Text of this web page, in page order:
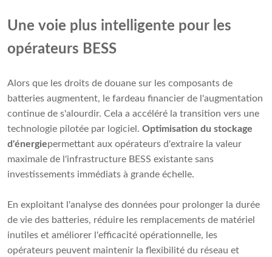
Une voie plus intelligente pour les
opérateurs BESS
Alors que les droits de douane sur les composants de
batteries augmentent, le fardeau financier de l'augmentation
continue de s'alourdir. Cela a accéléré la transition vers une
technologie pilotée par logiciel. Optimisation du stockage
d'énergiepermettant aux opérateurs d'extraire la valeur
maximale de l'infrastructure BESS existante sans
investissements immédiats à grande échelle.
En exploitant l'analyse des données pour prolonger la durée
de vie des batteries, réduire les remplacements de matériel
inutiles et améliorer l'efficacité opérationnelle, les
opérateurs peuvent maintenir la flexibilité du réseau et